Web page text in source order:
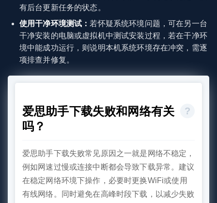
有后台更新任务的状态。
使用干净环境测试： 若怀疑系统环境问题，可在另一台
干净安装的电脑或虚拟机中测试安装过程，若在干净环
境中能成功运行，则说明本机系统环境存在冲突，需逐
项排查并修复。
爱思助手下载失败和网络有关
吗？
爱思助手下载失败常见原因之一就是网络不稳定，
例如网速过慢或连接中断都会导致下载异常。建议
在稳定网络环境下操作，必要时更换WiFi或使用
有线网络。同时避免在高峰时段下载，以减少失败